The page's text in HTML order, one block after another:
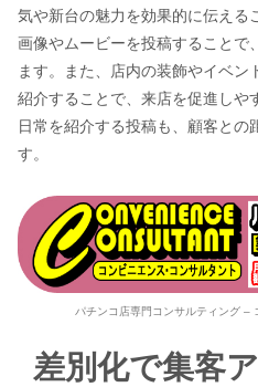
気や新台の魅力を効果的に伝える
画像やムービーを投稿することで
ます。また、店内の装飾やイベ
紹介することで、来店を促進しや
日常を紹介する投稿も、顧客との
す。
パチンコ店専門コンサルティング –
差別化で集客